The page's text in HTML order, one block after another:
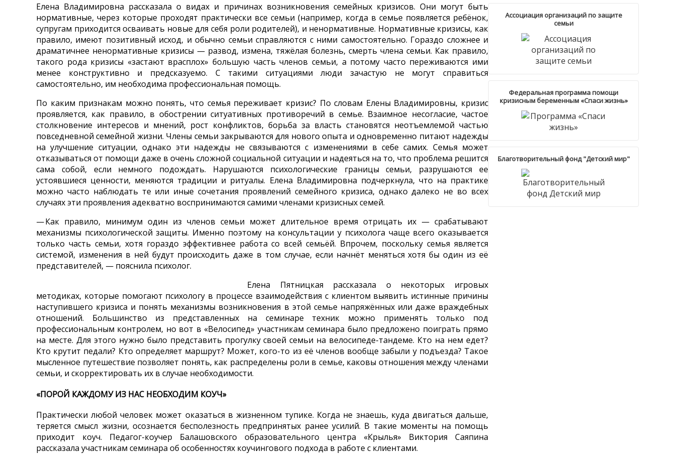
Елена Владимировна рассказала о видах и причинах возникновения семейных кризисов. Они могут быть
нормативные, через которые проходят практически все семьи (например, когда в семье появляется ребёнок,
супругам приходится осваивать новые для себя роли родителей), и ненормативные. Нормативные кризисы, как
правило, имеют позитивный исход, и обычно семьи справляются с ними самостоятельно. Гораздо сложнее и
драматичнее ненормативные кризисы — развод, измена, тяжёлая болезнь, смерть члена семьи. Как правило,
такого рода кризисы «застают врасплох» большую часть членов семьи, а потому часто переживаются ими
менее конструктивно и предсказуемо. С такими ситуациями люди зачастую не могут справиться
самостоятельно, им необходима профессиональная помощь.
По каким признакам можно понять, что семья переживает кризис? По словам Елены Владимировны, кризис
проявляется, как правило, в обострении ситуативных противоречий в семье. Взаимное несогласие, частое
столкновение интересов и мнений, рост конфликтов, борьба за власть становятся неотъемлемой частью
повседневной семейной жизни. Члены семьи закрываются для нового опыта и одновременно питают надежды
на улучшение ситуации, однако эти надежды не связываются с изменениями в себе самих. Семья может
отказываться от помощи даже в очень сложной социальной ситуации и надеяться на то, что проблема решится
сама собой, если немного подождать. Нарушаются психологические границы семьи, разрушаются ее
устоявшиеся ценности, меняются традиции и ритуалы. Елена Владимировна подчеркнула, что на практике
можно часто наблюдать те или иные сочетания проявлений семейного кризиса, однако далеко не во всех
случаях эти проявления адекватно воспринимаются самими членами кризисных семей.
— Как правило, минимум один из членов семьи может длительное время отрицать их — срабатывают
механизмы психологической защиты. Именно поэтому на консультации у психолога чаще всего оказывается
только часть семьи, хотя гораздо эффективнее работа со всей семьёй. Впрочем, поскольку семья является
системой, изменения в ней будут происходить даже в том случае, если начнёт меняться хотя бы один из её
представителей, — пояснила психолог.
Елена Пятницкая рассказала о некоторых игровых
методиках, которые помогают психологу в процессе взаимодействия с клиентом выявить истинные причины
наступившего кризиса и понять механизмы возникновения в этой семье напряжённых или даже враждебных
отношений. Большинство из представленных на семинаре техник можно применять только под
профессиональным контролем, но вот в «Велосипед» участникам семинара было предложено поиграть прямо
на месте. Для этого нужно было представить прогулку своей семьи на велосипеде-тандеме. Кто на нем едет?
Кто крутит педали? Кто определяет маршрут? Может, кого-то из её членов вообще забыли у подъезда? Такое
мысленное путешествие позволяет понять, как распределены роли в семье, каковы отношения между членами
семьи, и скорректировать их в случае необходимости.
«ПОРОЙ КАЖДОМУ ИЗ НАС НЕОБХОДИМ КОУЧ»
Практически любой человек может оказаться в жизненном тупике. Когда не знаешь, куда двигаться дальше,
теряется смысл жизни, осознается бесполезность предпринятых ранее усилий. В такие моменты на помощь
приходит коуч. Педагог-коучер Балашовского образовательного центра «Крылья» Виктория Саяпина
рассказала участникам семинара об особенностях коучингового подхода в работе с клиентами.
Ассоциация организаций по защите
семьи
Федеральная программа помощи
кризисным беременным «Спаси жизнь»
Благотворительный фонд "Детский мир"